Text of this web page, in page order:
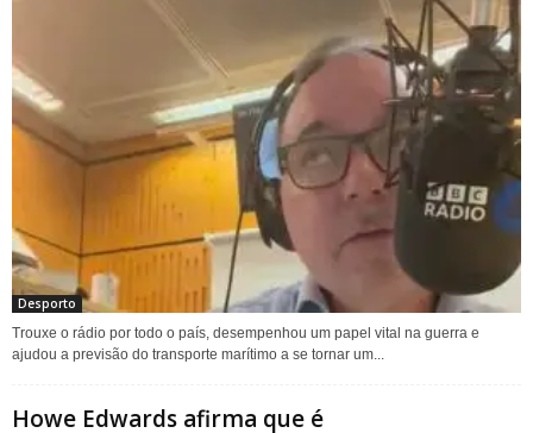
Desporto
Trouxe o rádio por todo o país, desempenhou um papel vital na guerra e
ajudou a previsão do transporte marítimo a se tornar um...
Howe Edwards afirma que é